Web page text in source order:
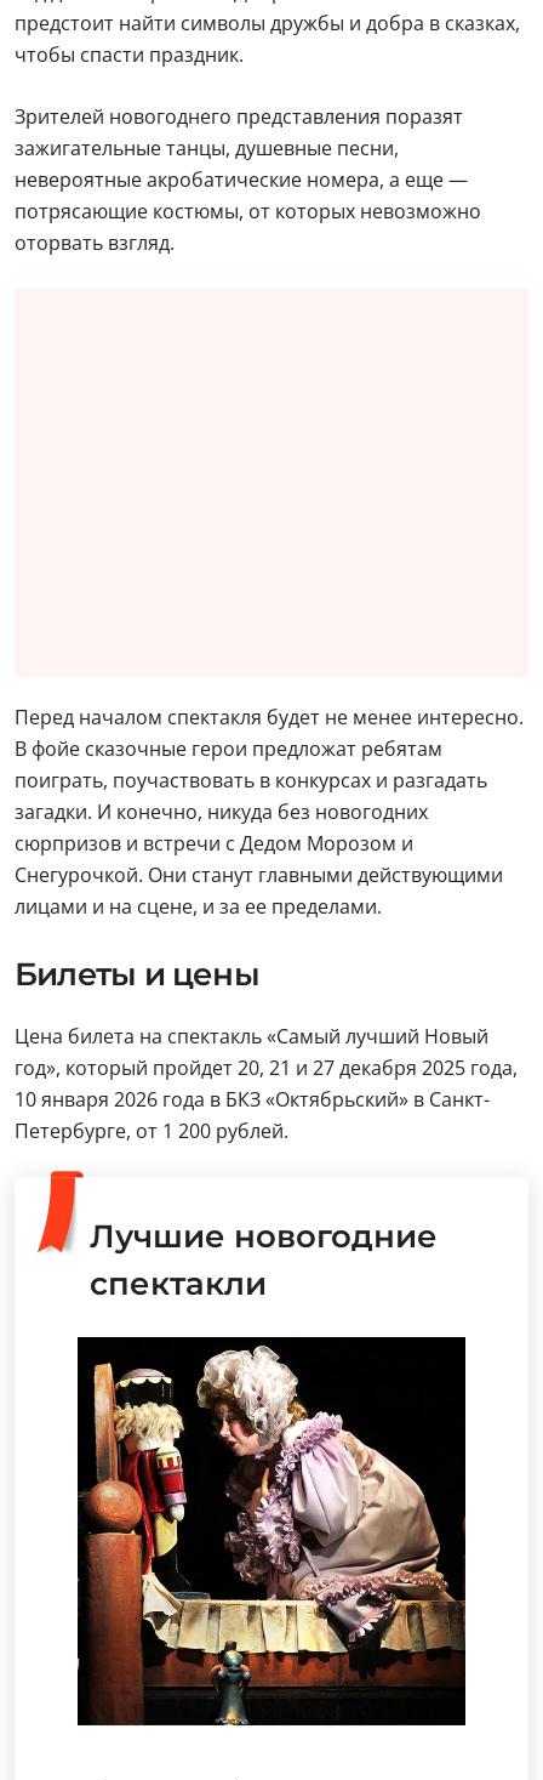
предстоит найти символы дружбы и добра в сказках,
чтобы спасти праздник.
Зрителей новогоднего представления поразят
зажигательные танцы, душевные песни,
невероятные акробатические номера, а еще —
потрясающие костюмы, от которых невозможно
оторвать взгляд.
Перед началом спектакля будет не менее интересно.
В фойе сказочные герои предложат ребятам
поиграть, поучаствовать в конкурсах и разгадать
загадки. И конечно, никуда без новогодних
сюрпризов и встречи с Дедом Морозом и
Снегурочкой. Они станут главными действующими
лицами и на сцене, и за ее пределами.
Билеты и цены
Цена билета на спектакль «Самый лучший Новый
год», который пройдет 20, 21 и 27 декабря 2025 года,
10 января 2026 года в БКЗ «Октябрьский» в Санкт-
Петербурге, от 1 200 рублей.
Лучшие новогодние
спектакли